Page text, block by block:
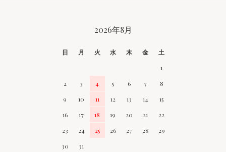
2026年8月
日 月 火 水 木 金
土
1
2
3 4 5 6 7
8
9
10 11 12 13 14
15
16
17 18 19 20 21
22
23
24 25 26 27 28
29
30
31